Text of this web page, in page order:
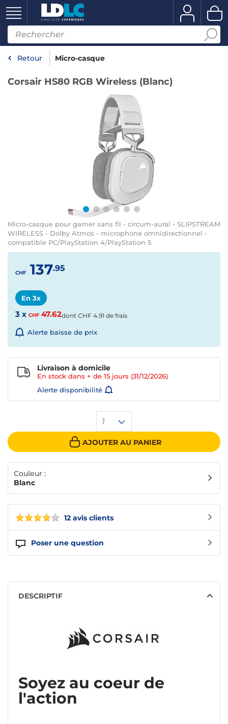
Retour Micro-casque
Corsair HS80 RGB Wireless (Blanc)
Micro-casque pour gamer sans fil - circum-aural - SLIPSTREAM
WIRELESS - Dolby Atmos - microphone omnidirectionnel -
compatible PC/PlayStation 4/PlayStation 5
12 avis clients
Poser une question
CHF 137.95
En 3x
3 x CHF47.62dont CHF 4.91 de frais
Alerte baisse de prix
1
AJOUTER AU PANIER
Livraison à domicile
En stock dans + de 15 jours (31/12/2026)
Alerte disponibilité
Couleur :
Blanc
DESCRIPTIF
Soyez au coeur de
l'action